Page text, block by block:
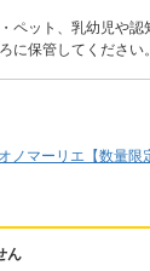
・ペット、乳幼児や
ろに保管してください。
ノマーリエ【数量限
ん